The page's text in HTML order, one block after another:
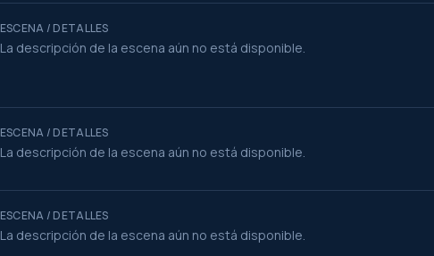
ESCENA / DETALLES
La descripción de la escena aún no está disponible.
ESCENA / DETALLES
La descripción de la escena aún no está disponible.
ESCENA / DETALLES
La descripción de la escena aún no está disponible.